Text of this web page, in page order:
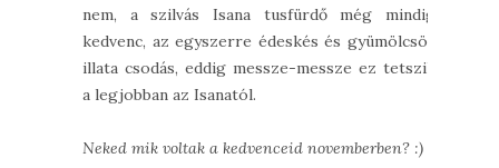
nem, a szilvás Isana tusfürdő még mindig
kedvenc, az egyszerre édeskés és gyümölcsös
illata csodás, eddig messze-messze ez tetszik
a legjobban az Isanatól.
Neked mik voltak a kedvenceid novemberben? :)